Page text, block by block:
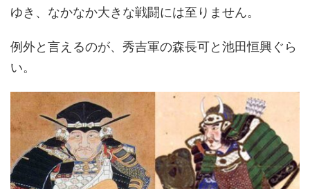
ゆき、なかなか大きな戦闘には至りません。
例外と言えるのが、秀吉軍の森長可と池田恒興ぐら
い。